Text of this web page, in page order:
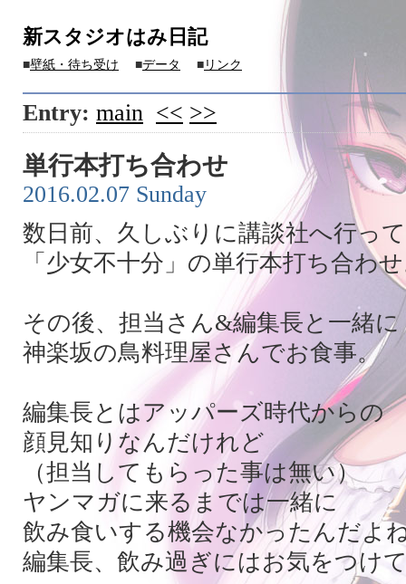
新スタジオはみ日記
■壁紙・待ち受け ■データ ■ リンク
Entry: main << >>
単行本打ち合わせ
2016.02.07 Sunday
数日前、久しぶりに講談社へ行って
「少女不十分」の単行本打ち合わ
その後、担当さん&編集長と一緒に
神楽坂の鳥料理屋さんでお食事。
編集長とはアッパーズ時代からの
顔見知りなんだけれど
（担当してもらった事は無い）
ヤンマガに来るまでは一緒に
飲み食いする機会なかったんだよ
編集長、飲み過ぎにはお気をつけ